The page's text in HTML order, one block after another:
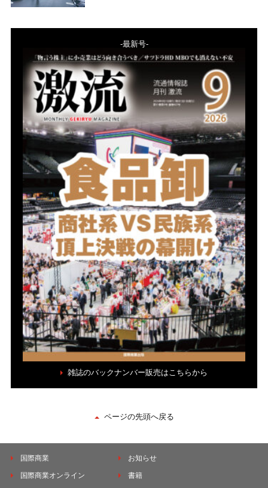
-最新号-
雑誌のバックナンバー販売はこちらから
ページの先頭へ戻る
国際商業
国際商業オンライン
お知らせ
書籍